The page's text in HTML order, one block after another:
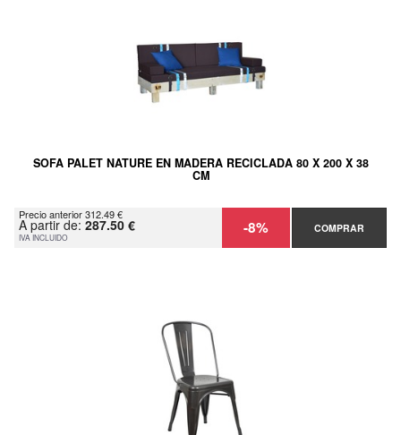
SOFA PALET NATURE EN MADERA RECICLADA 80 X 200 X 38
CM
Precio anterior 312.49 €
A partir de: 287.50 €
IVA INCLUIDO -8% COMPRAR